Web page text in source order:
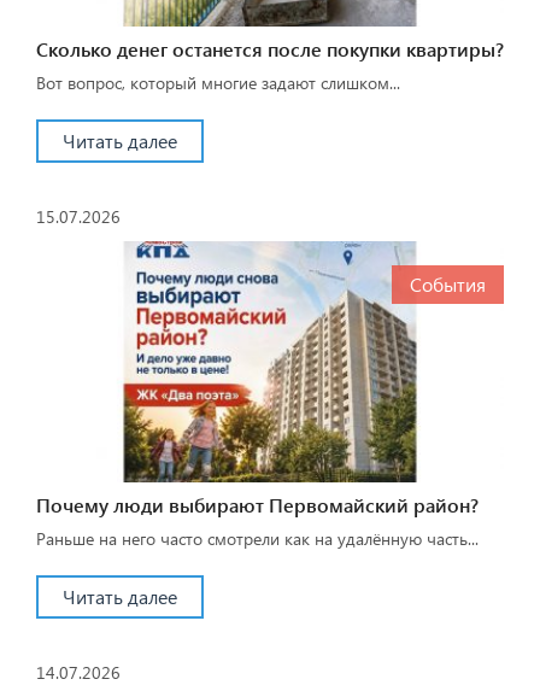
Сколько денег останется после покупки квартиры?
Вот вопрос, который многие задают слишком...
Читать далее
15.07.2026
События
Почему люди выбирают Первомайский район?
Раньше на него часто смотрели как на удалённую часть...
Читать далее
14.07.2026